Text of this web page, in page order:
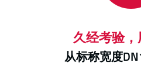
久经考验
从标称宽度